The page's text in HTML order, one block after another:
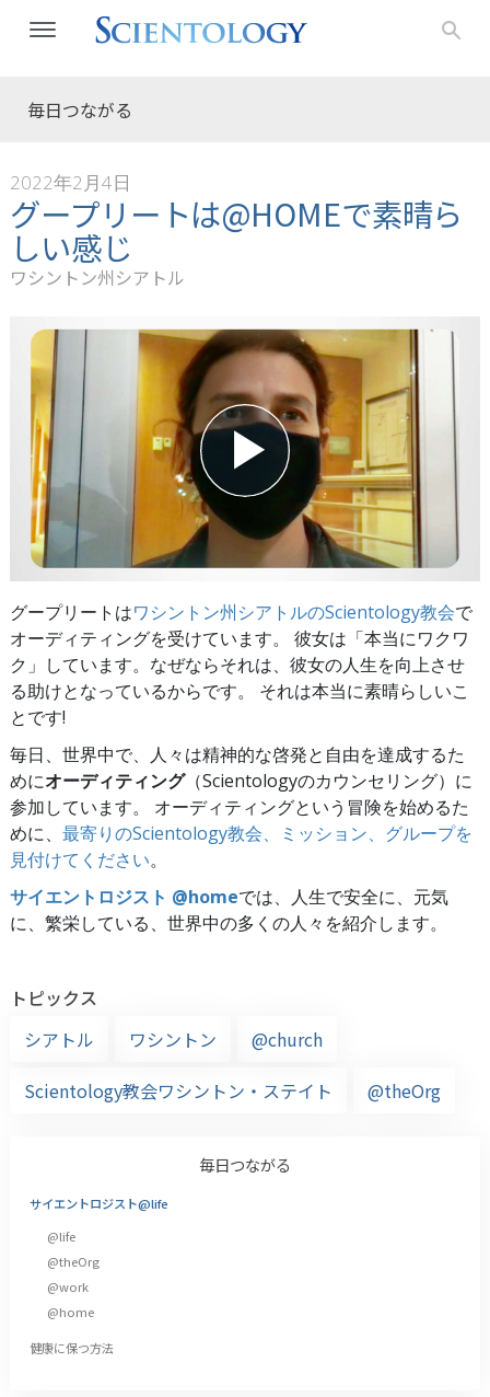
毎日つながる
2022年2月4日
グープリートは@HOMEで素晴ら
しい感じ
ワシントン州シアトル
グープリートはワシントン州シアトルのScientology教会で
オーディティングを受けています。 彼女は「本当にワクワ
ク」しています。なぜならそれは、彼女の人生を向上させ
る助けとなっているからです。 それは本当に素晴らしいこ
とです!
毎日、世界中で、人々は精神的な啓発と自由を達成するた
めにオーディティング（Scientologyのカウンセリング）に
参加しています。 オーディティングという冒険を始めるた
めに、 最寄りのScientology教会、ミッション、グループを
見付けてください。
サイエントロジスト @homeでは、人生で安全に、元気
に、繁栄している、世界中の多くの人々を紹介します。
トピックス
シアトル
ワシントン
@church
Scientology教会ワシントン・ステイト
@theOrg
毎日つながる
サイエントロジスト@life
@life
@theOrg
@work
@home
健康に保つ方法